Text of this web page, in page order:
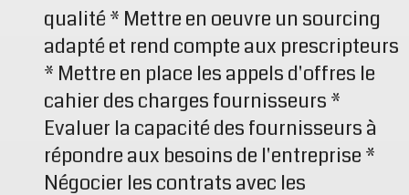
qualité * Mettre en oeuvre un sourcing
adapté et rend compte aux prescripteurs
* Mettre en place les appels d'offres le
cahier des charges fournisseurs *
Evaluer la capacité des fournisseurs à
répondre aux besoins de l'entreprise *
Négocier les contrats avec les